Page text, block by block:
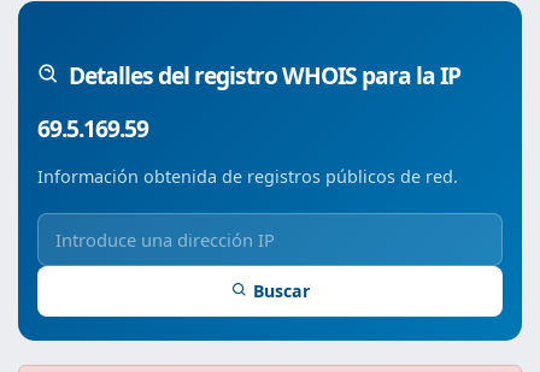
Detalles del registro WHOIS para la IP
69.5.169.59
Información obtenida de registros públicos de red.
Buscar